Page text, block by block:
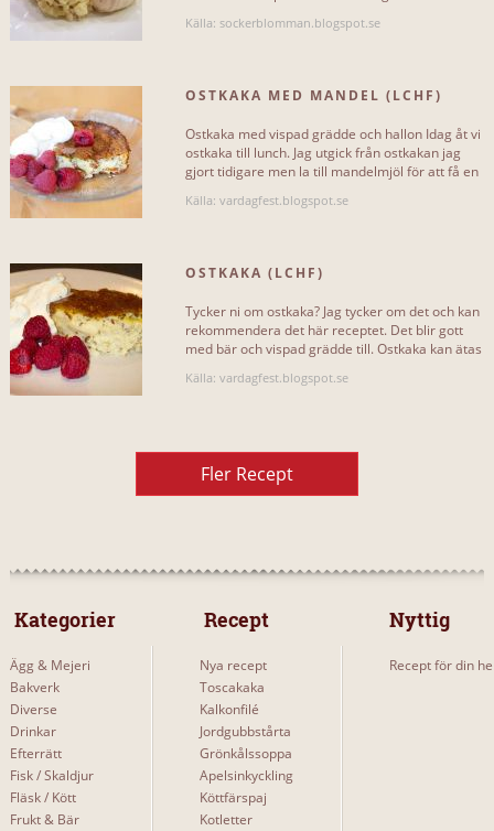
Källa: sockerblomman.blogspot.se
OSTKAKA MED MANDEL (LCHF)
Ostkaka med vispad grädde och hallon Idag åt vi
ostkaka till lunch. Jag utgick från ostkakan jag
gjort tidigare men la till mandelmjöl för att få en
Källa: vardagfest.blogspot.se
OSTKAKA (LCHF)
Tycker ni om ostkaka? Jag tycker om det och kan
rekommendera det här receptet. Det blir gott
med bär och vispad grädde till. Ostkaka kan ätas
Källa: vardagfest.blogspot.se
Fler Recept
Kategorier
Ägg & Mejeri
Bakverk
Diverse
Drinkar
Efterrätt
Fisk / Skaldjur
Fläsk / Kött
Frukt & Bär
Recept
Nya recept
Toscakaka
Kalkonfilé
Jordgubbstårta
Grönkålssoppa
Apelsinkyckling
Köttfärspaj
Kotletter
Nyttig
Recept för din